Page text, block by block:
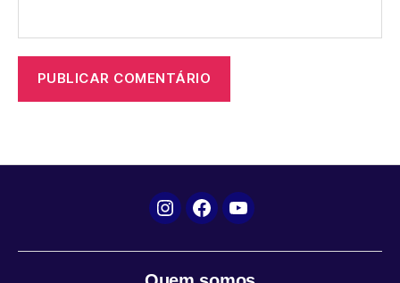
Instagram
FacebookYouTube